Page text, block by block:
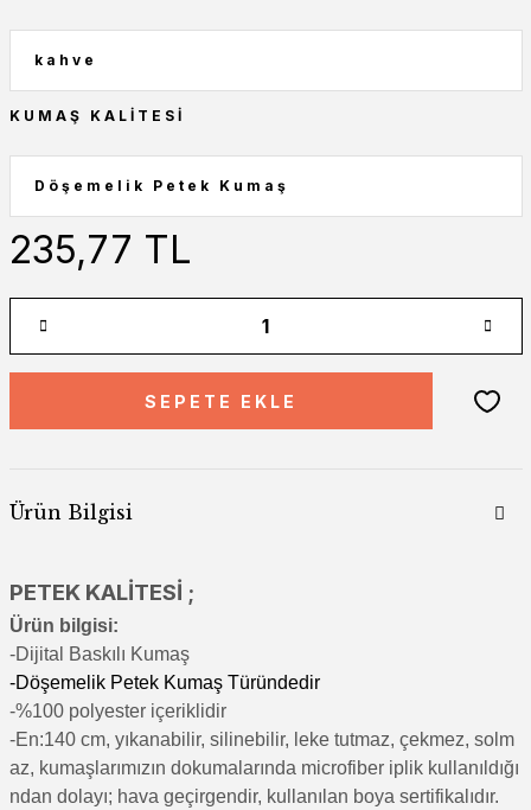
KUMAŞ KALITESI
235,77 TL
SEPETE EKLE
Ürün Bilgisi
PETEK KALİTESİ ;
Ürün bilgisi:
-Dijital Baskılı Kumaş
-Döşemelik Petek Kumaş Türündedir
-%100 polyester içeriklidir
-En:140 cm, yıkanabilir, silinebilir, leke tutmaz, çekmez, solm
az, kumaşlarımızın dokumalarında microfiber iplik kullanıldığı
ndan dolayı; hava geçirgendir, kullanılan boya sertifikalıdır.